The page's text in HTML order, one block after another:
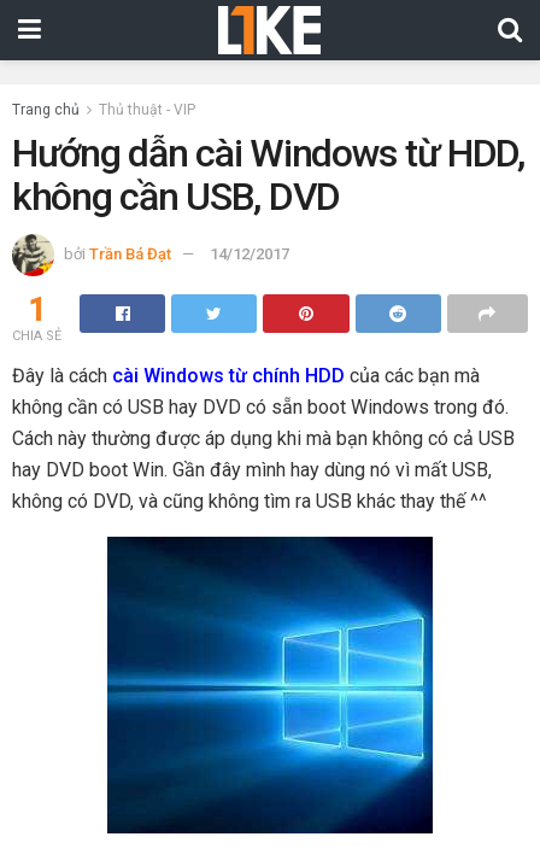
Trang chủ Thủ thuật - VIP
Hướng dẫn cài Windows từ HDD,
không cần USB, DVD
bởi Trần Bá Đạt 14/12/2017
1
CHIA SẺ
Đây là cách cài Windows từ chính HDD của các bạn mà
không cần có USB hay DVD có sẵn boot Windows trong đó.
Cách này thường được áp dụng khi mà bạn không có cả USB
hay DVD boot Win. Gần đây mình hay dùng nó vì mất USB,
không có DVD, và cũng không tìm ra USB khác thay thế ^^